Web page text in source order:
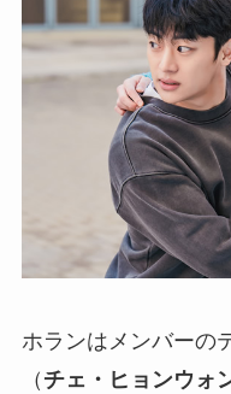
ホランはメンバーの
（ チェ・ヒョンウォ